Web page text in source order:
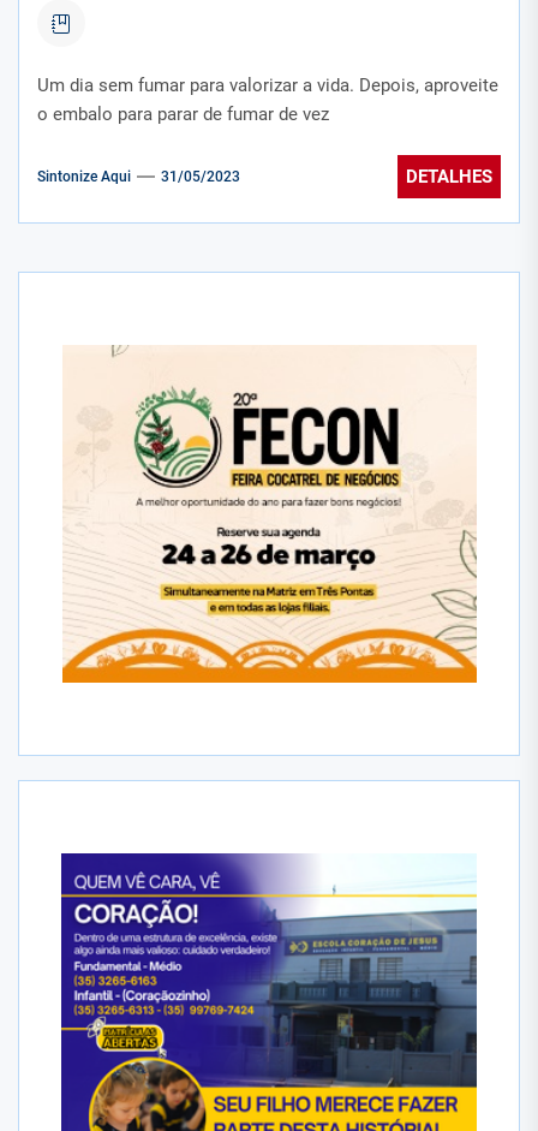
Um dia sem fumar para valorizar a vida. Depois, aproveite
o embalo para parar de fumar de vez
Sintonize Aqui 31/05/2023 DETALHES